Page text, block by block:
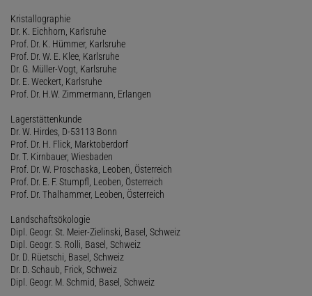
Kristallographie
Dr. K. Eichhorn, Karlsruhe
Prof. Dr. K. Hümmer, Karlsruhe
Prof. Dr. W. E. Klee, Karlsruhe
Dr. G. Müller-Vogt, Karlsruhe
Dr. E. Weckert, Karlsruhe
Prof. Dr. H.W. Zimmermann, Erlangen
Lagerstättenkunde
Dr. W. Hirdes, D-53113 Bonn
Prof. Dr. H. Flick, Marktoberdorf
Dr. T. Kirnbauer, Wiesbaden
Prof. Dr. W. Proschaska, Leoben, Österreich
Prof. Dr. E. F. Stumpfl, Leoben, Österreich
Prof. Dr. Thalhammer, Leoben, Österreich
Landschaftsökologie
Dipl. Geogr. St. Meier-Zielinski, Basel, Schweiz
Dipl. Geogr. S. Rolli, Basel, Schweiz
Dr. D. Rüetschi, Basel, Schweiz
Dr. D. Schaub, Frick, Schweiz
Dipl. Geogr. M. Schmid, Basel, Schweiz